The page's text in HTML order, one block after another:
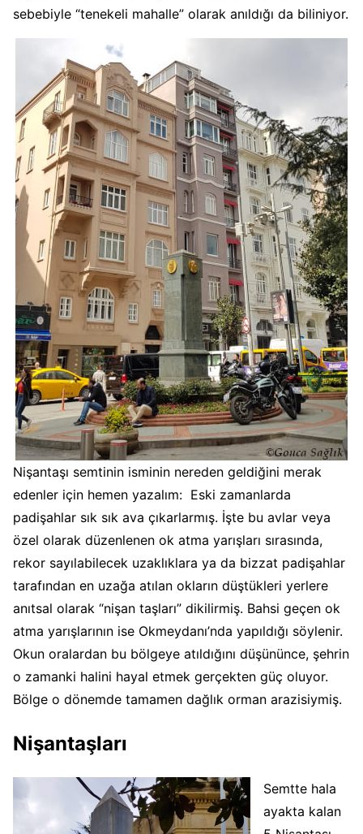
sebebiyle “tenekeli mahalle” olarak anıldığı da biliniyor.
Nişantaşı semtinin isminin nereden geldiğini merak
edenler için hemen yazalım: Eski zamanlarda
padişahlar sık sık ava çıkarlarmış. İşte bu avlar veya
özel olarak düzenlenen ok atma yarışları sırasında,
rekor sayılabilecek uzaklıklara ya da bizzat padişahlar
tarafından en uzağa atılan okların düştükleri yerlere
anıtsal olarak “nişan taşları” dikilirmiş. Bahsi geçen ok
atma yarışlarının ise Okmeydanı’nda yapıldığı söylenir.
Okun oralardan bu bölgeye atıldığını düşününce, şehrin
o zamanki halini hayal etmek gerçekten güç oluyor.
Bölge o dönemde tamamen dağlık orman arazisiymiş.
Nişantaşları
Semtte hala
ayakta kalan